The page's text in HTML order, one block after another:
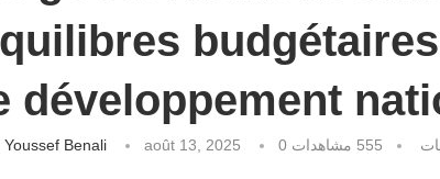
développement
Youssef Benali août 13, 2025 555 مشاهدات